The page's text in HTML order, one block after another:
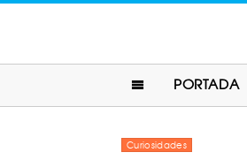
PORTADA
Curiosidades